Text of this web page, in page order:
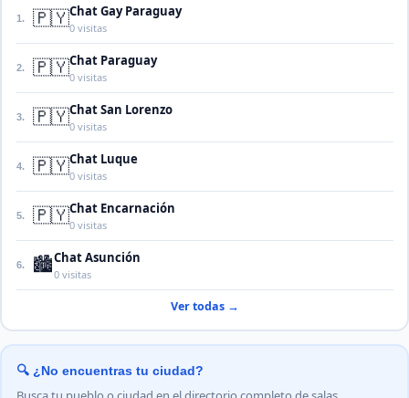
1. 🇵🇾Chat Gay Paraguay
0 visitas
2. 🇵🇾Chat Paraguay
0 visitas
3. 🇵🇾Chat San Lorenzo
0 visitas
4. 🇵🇾Chat Luque
0 visitas
5. 🇵🇾Chat Encarnación
0 visitas
6. 🏙️Chat Asunción
0 visitas
Ver todas →
🔍 ¿No encuentras tu ciudad?